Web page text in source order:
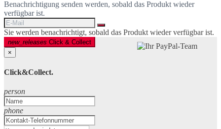
Benachrichtigung senden werden, sobald das Produkt wieder
verfügbar ist.
Sie werden benachrichtigt, sobald das Produkt wieder verfügbar ist.
new_releases Click & Collect
×
Click&Collect.
person
phone